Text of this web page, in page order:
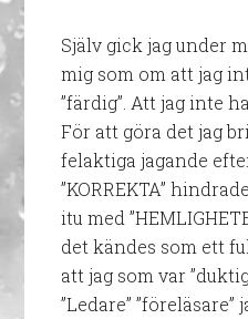
Själv gick jag under
mig som om att jag
”färdig”. Att jag inte
För att göra det jag
felaktiga jagande
”KORREKTA”
itu med
det kändes som ett
att jag som var
”Ledare”